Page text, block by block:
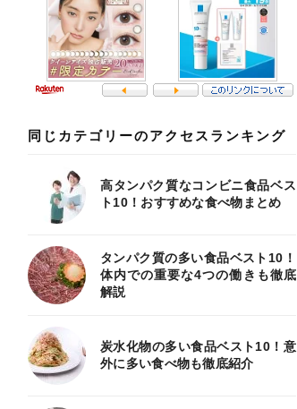
同じカテゴリーのアクセスランキング
高タンパク質なコンビニ食品ベス
ト10！おすすめな食べ物まとめ
タンパク質の多い食品ベスト10！
体内での重要な4つの働きも徹底
解説
炭水化物の多い食品ベスト10！意
外に多い食べ物も徹底紹介